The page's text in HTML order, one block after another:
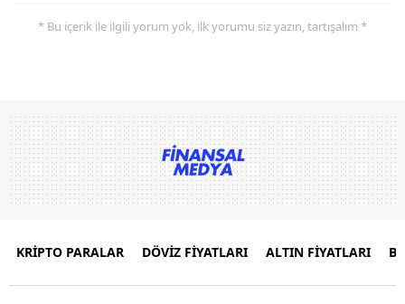
* Bu içerik ile ilgili yorum yok, ilk yorumu siz yazın, tartışalım *
KRİPTO PARALAR DÖVİZ FİYATLARI ALTIN FİYATLARI